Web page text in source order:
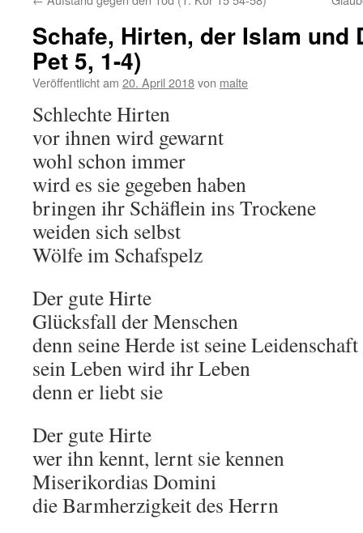
Schafe, Hirten, der Islam und
Pet 5, 1-4)
Veröffentlicht am 20. April 2018von malte
Schlechte Hirten
vor ihnen wird gewarnt
wohl schon immer
wird es sie gegeben haben
bringen ihr Schäflein ins Trockene
weiden sich selbst
Wölfe im Schafspelz
Der gute Hirte
Glücksfall der Menschen
denn seine Herde ist seine Leidenschaft
sein Leben wird ihr Leben
denn er liebt sie
Der gute Hirte
wer ihn kennt, lernt sie kennen
Miserikordias Domini
die Barmherzigkeit des Herrn